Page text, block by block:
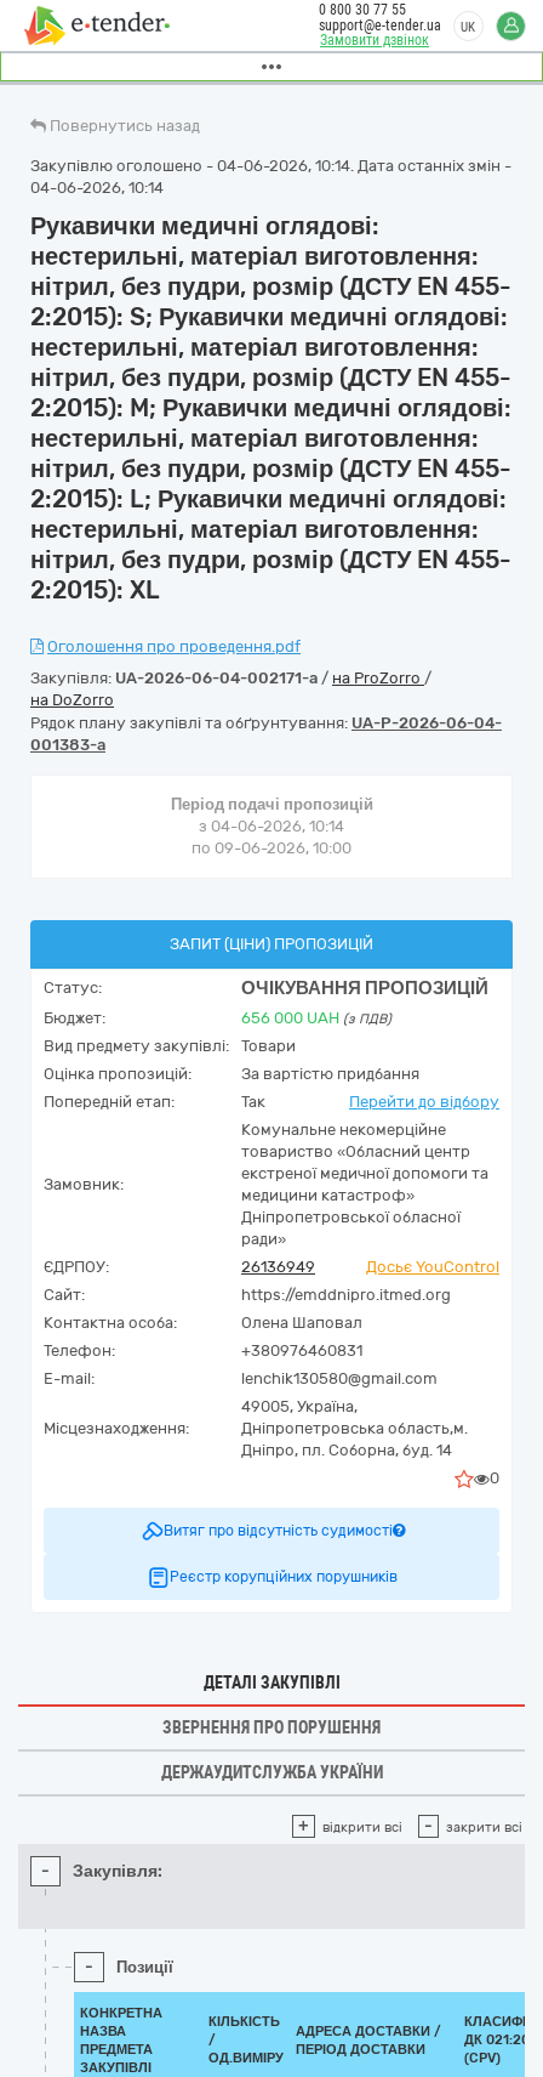
Замовити дзвінок
0 800 30 77 55
support@e-tender.ua
UK
Повернутись назад
Закупівлю оголошено - 04-06-2026, 10:14. Дата останніх змін -
04-06-2026, 10:14
Рукавички медичні оглядові:
нестерильні, матеріал виготовлення:
нітрил, без пудри, розмір (ДСТУ EN 455-
2:2015): S; Рукавички медичні оглядові:
нестерильні, матеріал виготовлення:
нітрил, без пудри, розмір (ДСТУ EN 455-
2:2015): M; Рукавички медичні оглядові:
нестерильні, матеріал виготовлення:
нітрил, без пудри, розмір (ДСТУ EN 455-
2:2015): L; Рукавички медичні оглядові:
нестерильні, матеріал виготовлення:
нітрил, без пудри, розмір (ДСТУ EN 455-
2:2015): XL
Оголошення про проведення.pdf
Закупівля: UA-2026-06-04-002171-a / на ProZorro /
на DoZorro
Рядок плану закупівлі та обґрунтування: UA-P-2026-06-04-
001383-a
Період подачі пропозицій
з 04-06-2026, 10:14
по 09-06-2026, 10:00
ЗАПИТ (ЦІНИ) ПРОПОЗИЦІЙ
Статус: ОЧІКУВАННЯ ПРОПОЗИЦІЙ
Бюджет: 656 000 UAH (з ПДВ)
Вид предмету закупівлі:
Товари
Оцінка пропозицій:
За вартістю придбання
Попередній етап:
Так Перейти до відбору
Замовник:
Комунальне некомерційне
товариство «Обласний центр
екстреної медичної допомоги та
медицини катастроф»
Дніпропетровської обласної
ради»
ЄДРПОУ:
26136949
Досьє YouControl
Сайт:
https://emddnipro.itmed.org
Контактна особа:
Олена Шаповал
Телефон:
+380976460831
E-mail:
lenchik130580@gmail.com
Місцезнаходження:
49005, Україна,
Дніпропетровська область,м.
Дніпро, пл. Соборна, буд. 14
0
Витяг про відсутність судимості
Реєстр корупційних порушників
ДЕТАЛІ ЗАКУПІВЛІ
ЗВЕРНЕННЯ ПРО ПОРУШЕННЯ
ДЕРЖАУДИТСЛУЖБА УКРАЇНИ
+ відкрити всі - закрити всі
- Закупівля:
- Позиції
КОНКРЕТНА
НАЗВА
ПРЕДМЕТА
ЗАКУПІВЛІ
КІЛЬКІСТЬ
/
ОД.ВИМІРУ
АДРЕСА ДОСТАВКИ /
ПЕРІОД ДОСТАВКИ
ДК 021:2015
(CPV)